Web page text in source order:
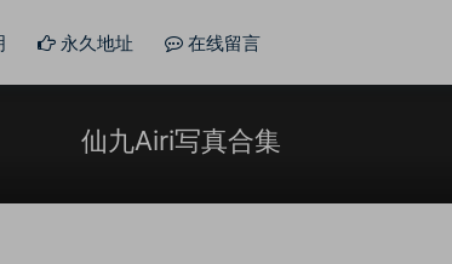
永久地址 在线留言
仙九Airi写真合集